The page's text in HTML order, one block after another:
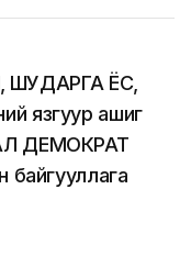
ШУДАРГА ЁС,
язгуур ашиг
ДЕМОКРАТ
байгууллага